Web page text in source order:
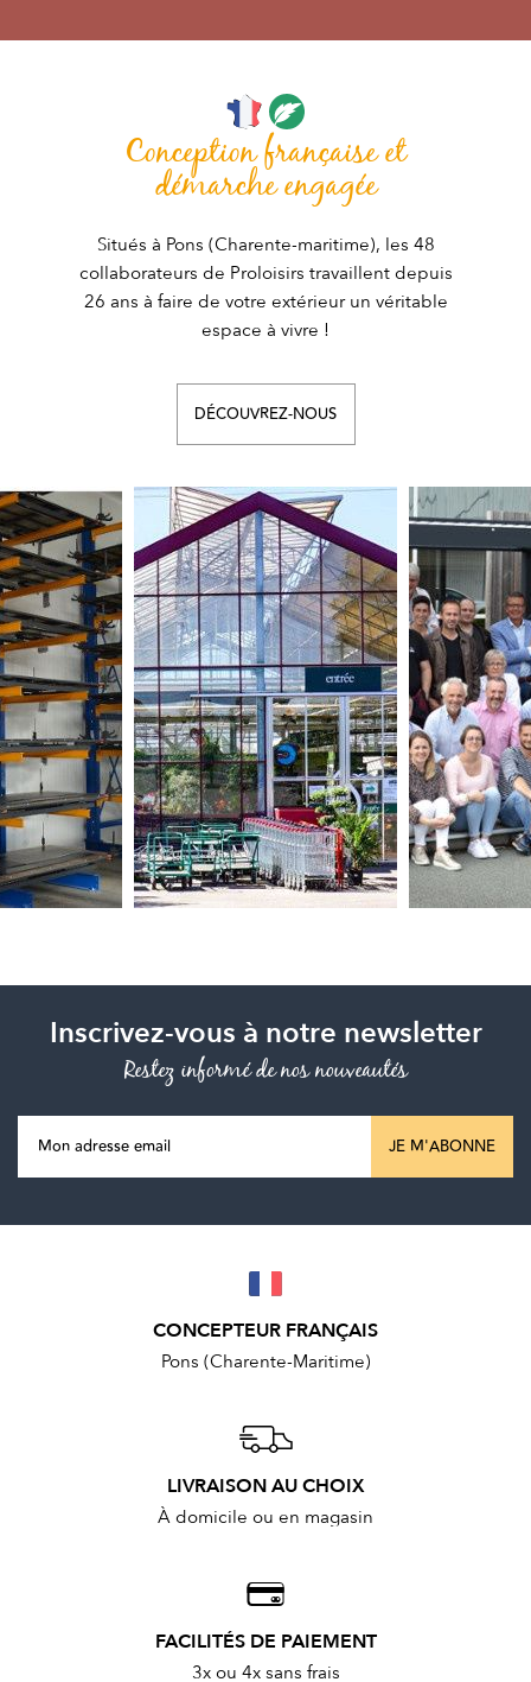
Conception française et
démarche engagée
Situés à Pons (Charente-maritime), les 48
collaborateurs de Proloisirs travaillent depuis
26 ans à faire de votre extérieur un véritable
espace à vivre !
DÉCOUVREZ-NOUS
Inscrivez-vous à notre newsletter
Restez informé de nos nouveautés
JE M'ABONNE
CONCEPTEUR FRANÇAIS
Pons (Charente-Maritime)
LIVRAISON AU CHOIX
À domicile ou en magasin
FACILITÉS DE PAIEMENT
3x ou 4x sans frais